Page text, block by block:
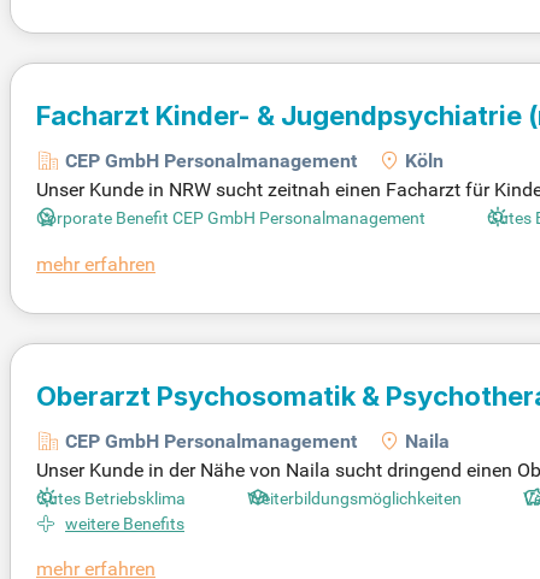
Facharzt Kinder- & Jugendpsychiatrie
CEP GmbH Personalmanagement
Köln
Unser Kunde in NRW sucht zeitnah einen Facharzt für
ifvergütung und einer starken interdisziplinären
en Partnern zusammen und fördern eine moderne
Corporate Benefit CEP GmbH Personalmanagement Gutes
mehr erfahren
Oberarzt Psychosomatik &
CEP GmbH Personalmanagement
Naila
Unser Kunde in der Nähe von Naila sucht dringend einen
itszeiten, um Beruf und Familie optimal zu vereinbaren.
entrum Ihrer Arbeit steht stets der Patient, den Sie
gsbeihilfe, um Ihre Lebensqualität zu erhöhen.
Gutes Betriebsklima Weiterbildungsmöglichkeiten
weitere Benefits
mehr erfahren